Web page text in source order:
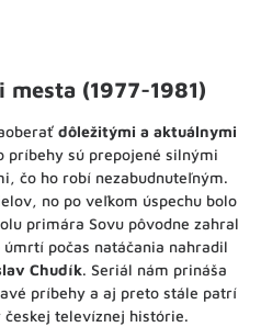
mesta (1977-1981)
dôležitými a aktuálnymi
príbehy sú prepojené silnými
čo ho robí nezabudnuteľným.
no po veľkom úspechu bolo
primára Sovu pôvodne zahral
počas natáčania nahradil
Chudík. Seriál nám prináša
príbehy a aj preto stále patrí
televíznej histórie.